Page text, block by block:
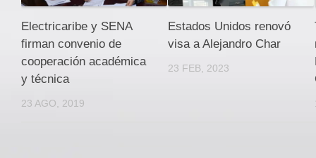
Electricaribe y SENA
firman convenio de
cooperación académica
y técnica
23 AGO, 2019
Estados Unidos renovó
visa a Alejandro Char
23 FEB, 2023